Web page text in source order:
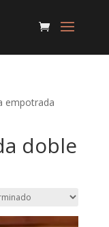
empotrada
doble